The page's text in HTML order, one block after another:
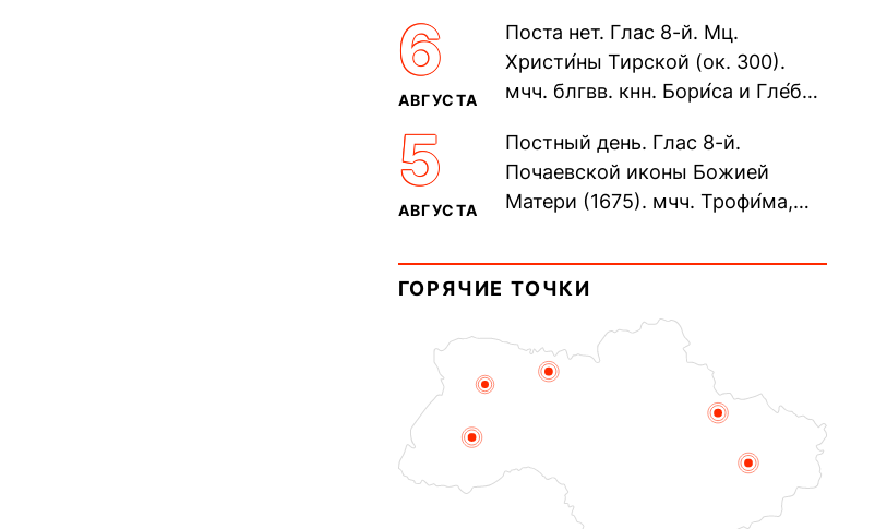
прп. Евпракси́и девы,...
6
АВГУСТА
Поста нет. Глас 8-й. Мц.
Христи́ны Тирской (ок. 300).
мчч. блгвв. кнн. Бори́са и Гле́ба,
Дави́да (1015). Прп....
5
АВГУСТА
Постный день. Глас 8-й.
Почаевской иконы Божией
Матери (1675). мчч. Трофи́ма,
мучеников (284–305). прав.
воина Фео́дора...
ГОРЯЧИЕ ТОЧКИ